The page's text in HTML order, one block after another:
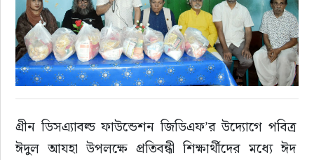
প্রেস বিজ্ঞপ্তি
ফিচার
বিনোদন
গ্রীন ডিসএ্যাবল্ড ফাউন্ডেশন জিডিএফ’র উদ্যোগে পবিত্র
ঈদুল আযহা উপলক্ষে প্রতিবন্ধী শিক্ষার্থীদের মধ্যে ঈদ